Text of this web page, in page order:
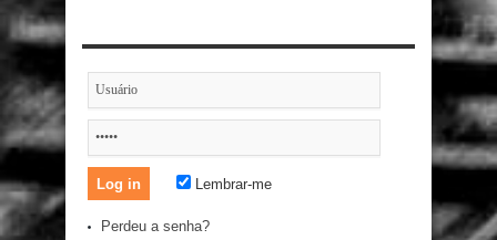
Lembrar-me
Perdeu a senha?